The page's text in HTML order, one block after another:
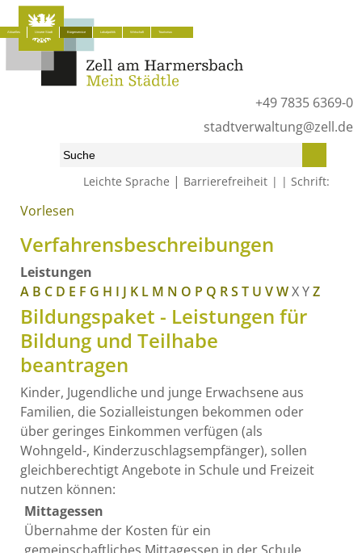
+49 7835 6369-0
stadtverwaltung@zell.de
Leichte Sprache | Barrierefreiheit Schrift:
Aktuelles Unsere Stadt Bürgerservice Lokalpolitik Wirtschaft Tourismus
Start» Bürgerservice »
Vorlesen
Verfahrensbeschreibungen
Leistungen
A B C D E F G H I J K L M N O P Q RS T U VWXYZ
Bildungspaket - Leistungen für
Bildung und Teilhabe
beantragen
Kinder, Jugendliche und junge Erwachsene aus
Familien, die Sozialleistungen bekommen oder
über geringes Einkommen verfügen (als
Wohngeld-, Kinderzuschlagsempfänger), sollen
gleichberechtigt Angebote in Schule und Freizeit
nutzen können:
Mittagessen
Übernahme der Kosten für ein